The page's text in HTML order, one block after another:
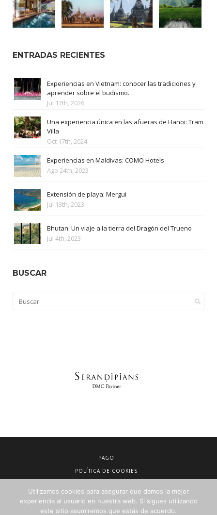
ENTRADAS RECIENTES
Experiencias en Vietnam: conocer las tradiciones y
aprender sobre el budismo.
Jul 17th, 2026
Una experiencia única en las afueras de Hanoi: Tram
Villa
Oct 17th, 2024
Experiencias en Maldivas: COMO Hotels
Ago 24th, 2023
Extensión de playa: Mergui
Jul 13th, 2023
Bhutan: Un viaje a la tierra del Dragón del Trueno
Jul 4th, 2023
BUSCAR
PAGO
POLÍTICA DE COOKIES
CONDICIONES DE VENTA
POLÍTICA DE PRIVACIDAD
Utilizamos cookies para asegurar que damos la mejor
experiencia al usuario en nuestra web. Si sigues utilizando
este sitio asumiremos que estás de acuerdo.